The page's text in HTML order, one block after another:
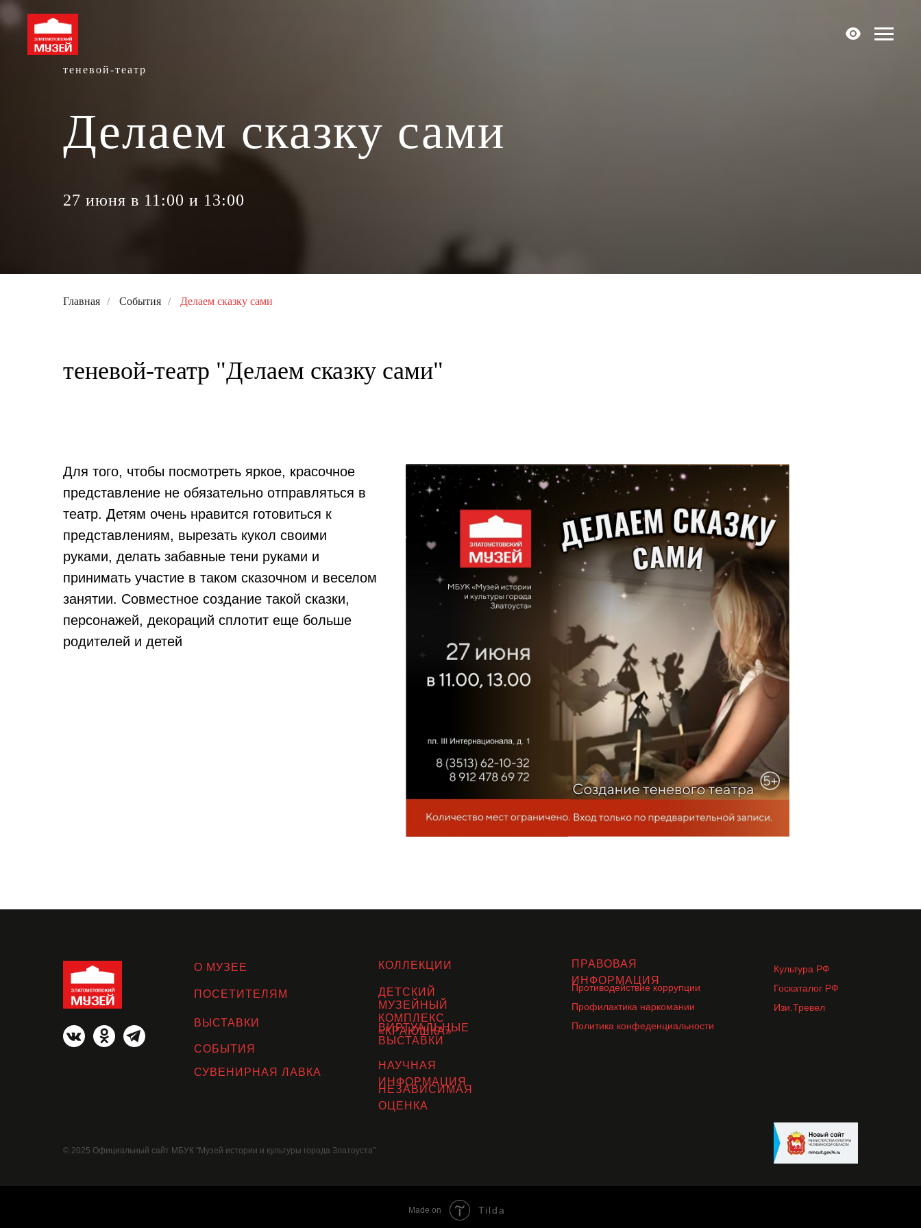
Делаем сказку сами
теневой-театр
27 июня в 11:00 и 13:00
Главная / События / Делаем сказку сами
теневой-театр "Делаем сказку сами"
Для того, чтобы посмотреть яркое, красочное
представление не обязательно отправляться в
театр. Детям очень нравится готовиться к
представлениям, вырезать кукол своими
руками, делать забавные тени руками и
принимать участие в таком сказочном и веселом
занятии. Совместное создание такой сказки,
персонажей, декораций сплотит еще больше
родителей и детей
КОЛЛЕКЦИИ
ВИРТУАЛЬНЫЕ
ВЫСТАВКИ
НЕЗАВИСИМАЯ
ОЦЕНКА
ДЕТСКИЙ
МУЗЕЙНЫЙ
КОМПЛЕКС
«КРАЮШКА»
НАУЧНАЯ
ИНФОРМАЦИЯ
Культура РФ
О МУЗЕЕ
ВЫСТАВКИ
СУВЕНИРНАЯ ЛАВКА
СОБЫТИЯ
ПОСЕТИТЕЛЯМ
ПРАВОВАЯ
ИНФОРМАЦИЯ
Противодействие коррупции
Профилактика наркомании
Политика конфеденциальности
Госкаталог РФ
Изи.Тревел
© 2025 Официальный сайт МБУК "Музей истории и культуры города Златоуста"
Made on Tilda